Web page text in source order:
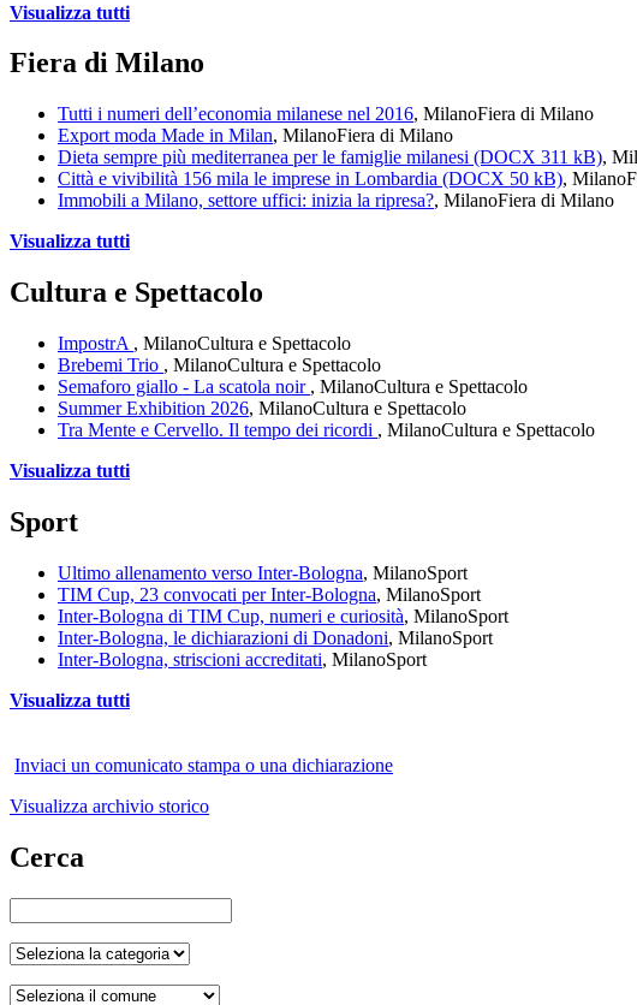
Visualizza tutti
Fiera di Milano
Tutti i numeri dell’economia milanese nel 2016, MilanoFiera di Milano
Export moda Made in Milan, MilanoFiera di Milano
Dieta sempre più mediterranea per le famiglie milanesi (DOCX 311 kB),
Città e vivibilità 156 mila le imprese in Lombardia (DOCX 50 kB), Milano
Immobili a Milano, settore uffici: inizia la ripresa?, MilanoFiera di Milano
Visualizza tutti
Cultura e Spettacolo
ImpostrA , MilanoCultura e Spettacolo
Brebemi Trio , MilanoCultura e Spettacolo
Semaforo giallo - La scatola noir , MilanoCultura e Spettacolo
Summer Exhibition 2026, MilanoCultura e Spettacolo
Tra Mente e Cervello. Il tempo dei ricordi , MilanoCultura e Spettacolo
Visualizza tutti
Sport
Ultimo allenamento verso Inter-Bologna, MilanoSport
TIM Cup, 23 convocati per Inter-Bologna, MilanoSport
Inter-Bologna di TIM Cup, numeri e curiosità, MilanoSport
Inter-Bologna, le dichiarazioni di Donadoni, MilanoSport
Inter-Bologna, striscioni accreditati, MilanoSport
Visualizza tutti
Inviaci un comunicato stampa o una dichiarazione
Visualizza archivio storico
Cerca